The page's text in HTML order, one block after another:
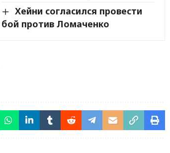
Хейни согласился провести
бой против Ломаченко